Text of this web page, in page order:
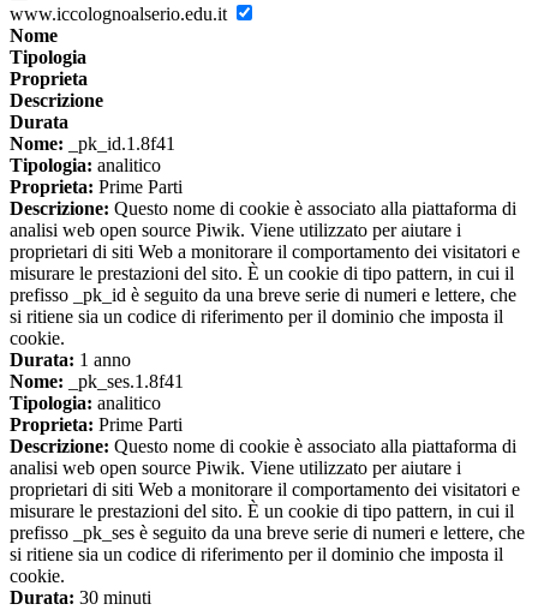
www.iccolognoalserio.edu.it
Nome
Tipologia
Proprieta
Descrizione
Durata
Nome: _pk_id.1.8f41
Tipologia: analitico
Proprieta: Prime Parti
Descrizione: Questo nome di cookie è associato alla piattaforma di
analisi web open source Piwik. Viene utilizzato per aiutare i
proprietari di siti Web a monitorare il comportamento dei visitatori e
misurare le prestazioni del sito. È un cookie di tipo pattern, in cui il
prefisso _pk_id è seguito da una breve serie di numeri e lettere, che
si ritiene sia un codice di riferimento per il dominio che imposta il
cookie.
Durata: 1 anno
Nome: _pk_ses.1.8f41
Tipologia: analitico
Proprieta: Prime Parti
Descrizione: Questo nome di cookie è associato alla piattaforma di
analisi web open source Piwik. Viene utilizzato per aiutare i
proprietari di siti Web a monitorare il comportamento dei visitatori e
misurare le prestazioni del sito. È un cookie di tipo pattern, in cui il
prefisso _pk_ses è seguito da una breve serie di numeri e lettere, che
si ritiene sia un codice di riferimento per il dominio che imposta il
cookie.
Durata: 30 minuti